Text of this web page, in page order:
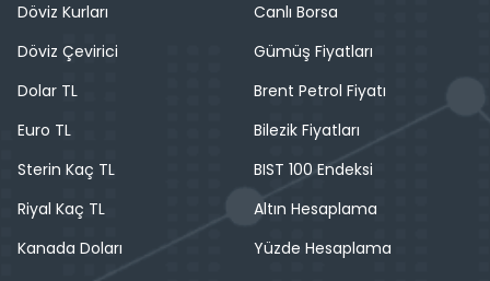
Döviz Kurları
Döviz Çevirici
Dolar TL
Euro TL
Sterin Kaç TL
Riyal Kaç TL
Kanada Doları
Canlı Borsa
Gümüş Fiyatları
Brent Petrol Fiyatı
Bilezik Fiyatları
BIST 100 Endeksi
Altın Hesaplama
Yüzde Hesaplama